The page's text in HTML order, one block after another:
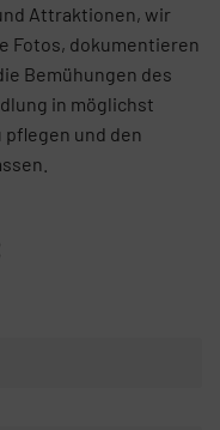
Attraktionen, wir
Fotos, dokumentieren
Bemühungen des
in möglichst
und den